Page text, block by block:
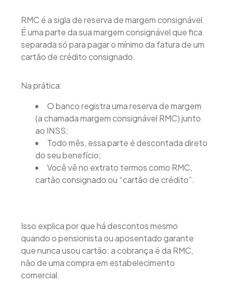
RMC é a sigla de reserva de margem consignável.
É uma parte da sua margem consignável que fica
separada só para pagar o mínimo da fatura de um
cartão de crédito consignado.
Na prática:
O banco registra uma reserva de margem
(a chamada margem consignável RMC) junto
ao INSS;
Todo mês, essa parte é descontada direto
do seu benefício;
Você vê no extrato termos como RMC,
cartão consignado ou “cartão de crédito”.
Isso explica por que há descontos mesmo
quando o pensionista ou aposentado garante
que nunca usou cartão: a cobrança é da RMC,
não de uma compra em estabelecimento
comercial.